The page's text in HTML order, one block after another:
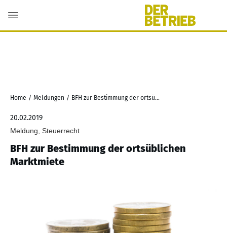
Home / Meldungen / BFH zur Bestimmung der ortsüblichen Marktmiete
20.02.2019
Meldung, Steuerrecht
BFH zur Bestimmung der ortsüblichen
Marktmiete